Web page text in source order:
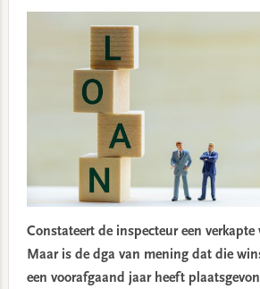
Constateert de inspecteur een
Maar is de dga van mening dat die
een voorafgaand jaar heeft